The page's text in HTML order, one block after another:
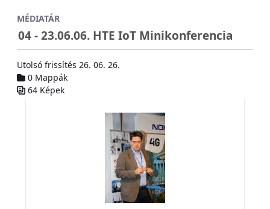
Ugrás a fő tartalomhoz
MÉDIATÁR
04 - 23.06.06. HTE IoT Minikonferencia
Utolsó frissítés 26. 06. 26.
0 Mappák
64 Képek